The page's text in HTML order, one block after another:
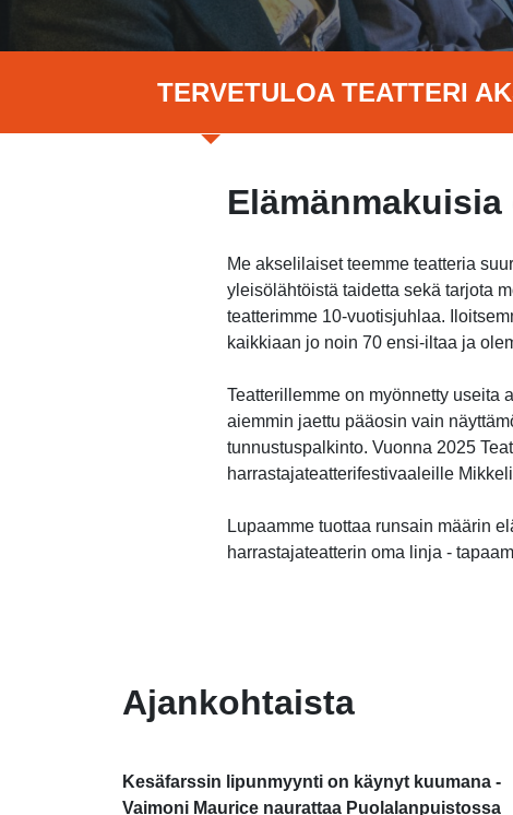
TERVETULOA TEATTERI
Me akselilaiset teemme teatteria
yleisölähtöistä taidetta sekä tarjota
teatterimme 10-vuotisjuhlaa.
kaikkiaan jo noin 70 ensi-iltaa ja
Teatterillemme on myönnetty useita
aiemmin jaettu pääosin vain
tunnustuspalkinto. Vuonna 2025
harrastajateatterifestivaaleille
Lupaamme tuottaa runsain määrin
harrastajateatterin oma linja -
Ajankohtaista
Kesäfarssin lipunmyynti on käynyt kuumana -
Vaimoni Maurice naurattaa Puolalanpuistossa